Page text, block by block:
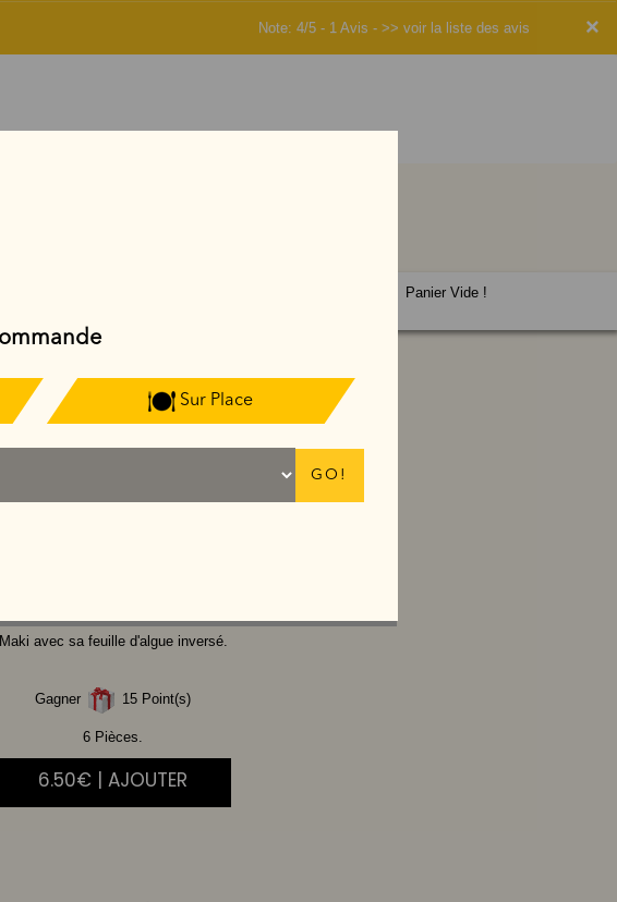
×
Note: 4/5 - 1 Avis - >> voir la liste des avis
Maki avec sa feuille d'algue inversé.
Gagner 15 Point(s)
6 Pièces.
6.50€ | AJOUTER
Panier Vide !